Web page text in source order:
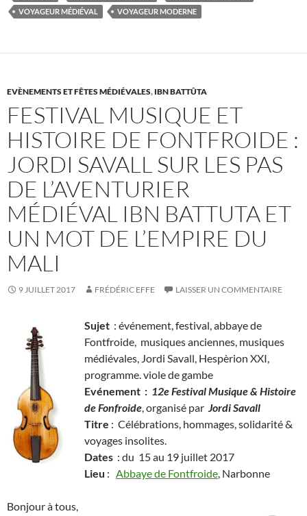
VOYAGEUR MÉDIÉVAL
VOYAGEUR MODERNE
EVÈNEMENTS ET FÊTES MÉDIÉVALES, IBN BATTÛTA
FESTIVAL MUSIQUE ET
HISTOIRE DE FONTFROIDE :
JORDI SAVALL SUR LES PAS
DE L’AVENTURIER
MÉDIÉVAL IBN BATTUTA ET
UN MOT DE L’EMPIRE DU
MALI
9 JUILLET 2017 FRÉDÉRIC EFFE LAISSER UN COMMENTAIRE
Sujet : événement, festival, abbaye de
Fontfroide, musiques anciennes, musiques
médiévales, Jordi Savall, Hespèrion XXI,
programme. viole de gambe
Evénement : 12e Festival Musique & Histoire
de Fonfroide, organisé par Jordi Savall
Titre : Célébrations, hommages, solidarité &
voyages insolites.
Dates : du 15 au 19 juillet 2017
Lieu : Abbaye de Fontfroide, Narbonne
Bonjour à tous,